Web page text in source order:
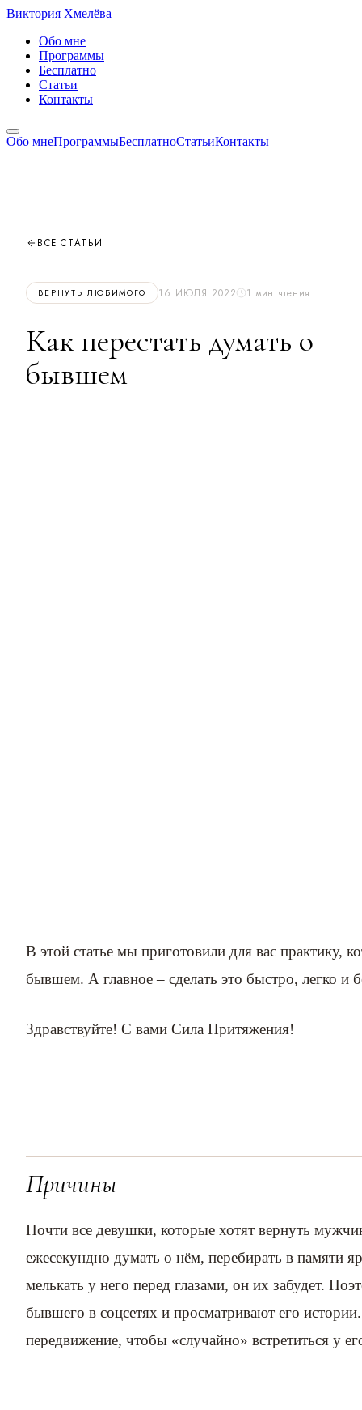
Виктория Хмелёва
Обо мне
Программы
Бесплатно
Статьи
Контакты
Обо мнеПрограммыБесплатноСтатьиКонтакты
ВСЕ СТАТЬИ
ВЕРНУТЬ ЛЮБИМОГО 16 ИЮЛЯ 2022 1 мин чтения
Как перестать думать о
бывшем
В этой статье мы приготовили для вас практику,
бывшем. А главное – сделать это быстро, легко и
Здравствуйте! С вами Сила Притяжения!
Причины
Почти все девушки, которые хотят вернуть
ежесекундно думать о нём, перебирать в памяти
мелькать у него перед глазами, он их забудет.
бывшего в соцсетях и просматривают его
передвижение, чтобы «случайно» встретиться у